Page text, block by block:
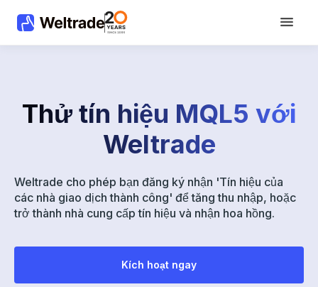
Thử tín hiệu MQL5 với
Weltrade
Weltrade cho phép bạn đăng ký nhận 'Tín hiệu của
các nhà giao dịch thành công' để tăng thu nhập, hoặc
trở thành nhà cung cấp tín hiệu và nhận hoa hồng.
Kích hoạt ngay